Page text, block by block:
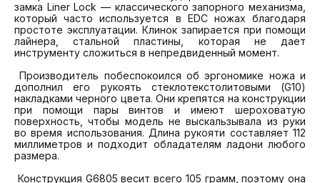
замка Liner Lock — классического запорного механизма,
который часто используется в EDC ножах благодаря
простоте эксплуатации. Клинок запирается при помощи
лайнера, стальной пластины, которая не дает
инструменту сложиться в непредвиденный момент.
Производитель побеспокоился об эргономике ножа и
дополнил его рукоять стеклотекстолитовыми (G10)
накладками черного цвета. Они крепятся на конструкции
при помощи пары винтов и имеют шероховатую
поверхность, чтобы модель не выскальзывала из руки
во время использования. Длина рукояти составляет 112
миллиметров и подходит обладателям ладони любого
размера.